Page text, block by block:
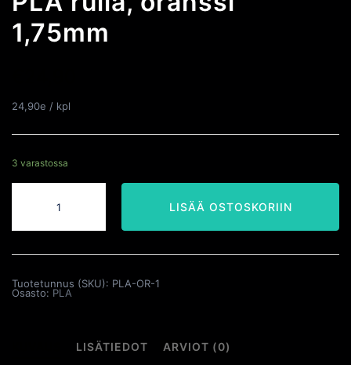
1,75mm
24,90e / kpl
3 varastossa
PLA
LISÄÄ OSTOSKORIIN
Tuotetunnus (SKU): PLA-OR-1
Osasto: PLA
LISÄTIEDOT ARVIOT (0)